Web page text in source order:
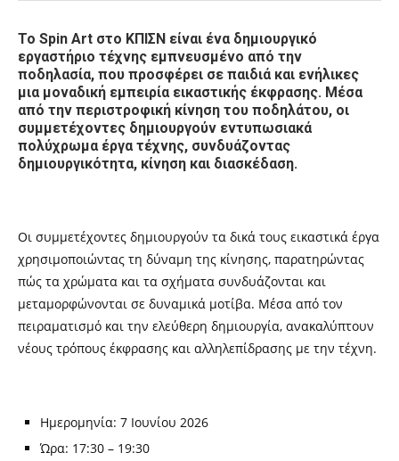
Το Spin Art στο ΚΠΙΣΝ είναι ένα δημιουργικό
εργαστήριο τέχνης εμπνευσμένο από την
ποδηλασία, που προσφέρει σε παιδιά και ενήλικες
μια μοναδική εμπειρία εικαστικής έκφρασης. Μέσα
από την περιστροφική κίνηση του ποδηλάτου, οι
συμμετέχοντες δημιουργούν εντυπωσιακά
πολύχρωμα έργα τέχνης, συνδυάζοντας
δημιουργικότητα, κίνηση και διασκέδαση.
Οι συμμετέχοντες δημιουργούν τα δικά τους εικαστικά έργα
χρησιμοποιώντας τη δύναμη της κίνησης, παρατηρώντας
πώς τα χρώματα και τα σχήματα συνδυάζονται και
μεταμορφώνονται σε δυναμικά μοτίβα. Μέσα από τον
πειραματισμό και την ελεύθερη δημιουργία, ανακαλύπτουν
νέους τρόπους έκφρασης και αλληλεπίδρασης με την τέχνη.
Ημερομηνία: 7 Ιουνίου 2026
Ώρα: 17:30 – 19:30